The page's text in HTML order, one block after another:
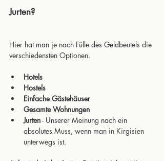
Jurten?
Hier hat man je nach Fülle des Geldbeutels die
verschiedensten Optionen.
Hotels
Hostels
Einfache Gästehäuser
Gesamte Wohnungen
Jurten - Unserer Meinung nach ein
absolutes Muss, wenn man in Kirgisien
unterwegs ist.